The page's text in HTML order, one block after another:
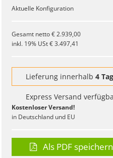
Aktuelle Konfiguration
Gesamt netto€ 2.939,00
inkl. 19% USt€ 3.497,41
Lieferung innerhalb 4
Express Versand
Kostenloser Versand!
in Deutschland und EU
Als PDF speichern